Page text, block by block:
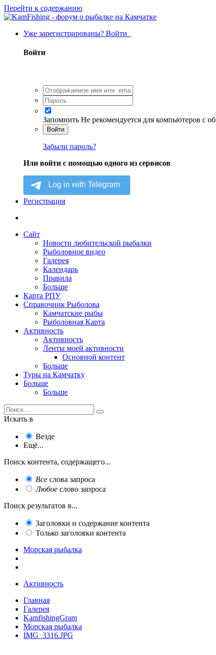
Перейти к содержанию
Уже зарегистрированы? Войти
Войти
Запомнить Не рекомендуется для компьютеров с
Войти
Забыли пароль?
Или войти с помощью одного из сервисов
Регистрация
Сайт
Новости любительской рыбалки
Рыболовное видео
Галерея
Календарь
Правила
Больше
Карта РПУ
Справочник Рыболова
Камчатские рыбы
Рыболовная Карта
Активность
Активность
Ленты моей активности
Основной контент
Больше
Туры на Камчатку
Больше
Больше
Искать в
Везде
Ещё...
Поиск контента, содержащего...
Все слова запроса
Любое слово запроса
Поиск результатов в...
Заголовки и содержание контента
Только заголовки контента
Морская рыбалка
Активность
Главная
Галерея
KamfishingGram
Морская рыбалка
IMG_3316.JPG